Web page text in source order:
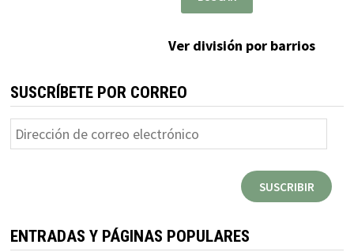
Ver división por barrios
SUSCRÍBETE POR CORREO
Dirección
de
SUSCRIBIR
ENTRADAS Y PÁGINAS POPULARES